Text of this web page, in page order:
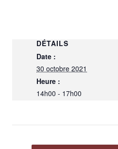
DÉTAILS
Date :
30 octobre 2021
Heure :
14h00 - 17h00